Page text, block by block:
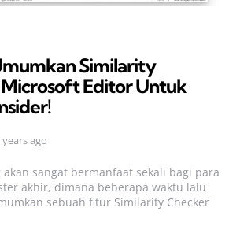
Similarity
Editor Untuk
years ago
sangat bermanfaat sekali bagi para
akhir, dimana beberapa waktu lalu
sebuah fitur Similarity Checker